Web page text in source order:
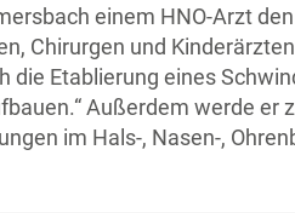
einem HNO-Arzt
Chirurgen und
Etablierung eines
Außerdem werde er
im Hals-, Nasen-,